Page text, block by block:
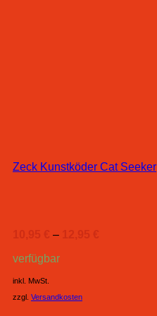
Zeck Kunstköder Cat Seeker
10,95 € – 12,95 €
verfügbar
inkl. MwSt.
zzgl. Versandkosten